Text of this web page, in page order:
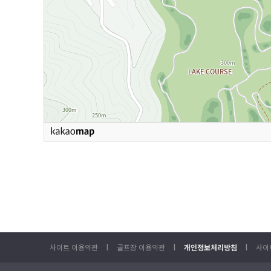
사이트 이용약관 l 골프장 이용약관 l 개인정보처리방침 l 사이